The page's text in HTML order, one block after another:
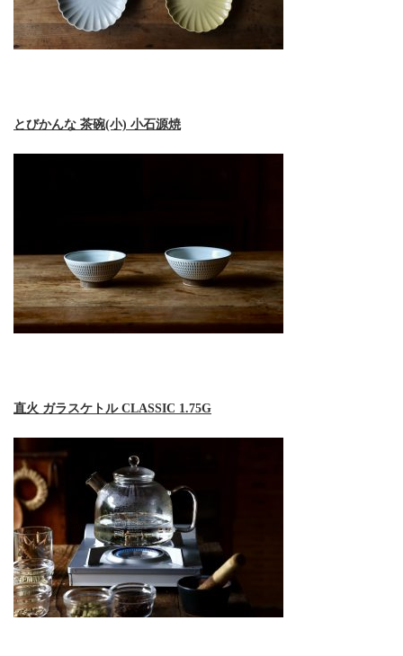
とびかんな 茶碗(小) 小石源焼
直火 ガラスケトル CLASSIC 1.75G